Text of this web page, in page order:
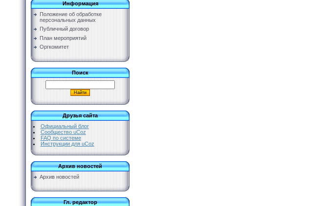
Информация
Положение об обработке
персональных данных
Публичный договор
План мероприятий
Оргкомитет
Поиск
Друзья сайта
Официальный блог
Сообщество uCoz
FAQ по системе
Инструкции для uCoz
Архив новостей
Архив новостей
Гл. редактор